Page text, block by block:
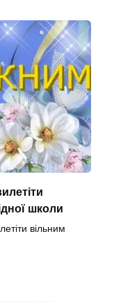
школи
вільним